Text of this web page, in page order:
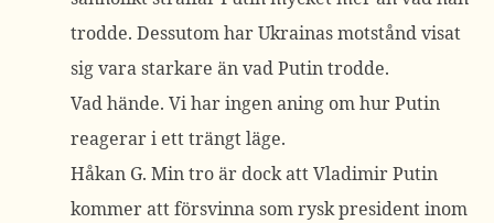
trodde. Dessutom har Ukrainas motstånd visat
sig vara starkare än vad Putin trodde.
Vad hände. Vi har ingen aning om hur Putin
reagerar i ett trängt läge.
Håkan G. Min tro är dock att Vladimir Putin
kommer att försvinna som rysk president inom